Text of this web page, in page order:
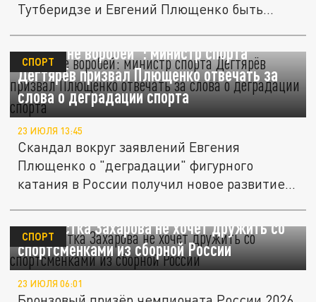
Тутберидзе и Евгений Плющенко быть...
"Слово не воробей": министр спорта
Дегтярёв призвал Плющенко отвечать за
слова о деградации спорта
СПОРТ
23 ИЮЛЯ 13:45
Скандал вокруг заявлений Евгения
Плющенко о "деградации" фигурного
катания в России получил новое развитие.
Фигуристка Захарова не хочет дружить со
спортсменками из сборной России
СПОРТ
23 ИЮЛЯ 06:01